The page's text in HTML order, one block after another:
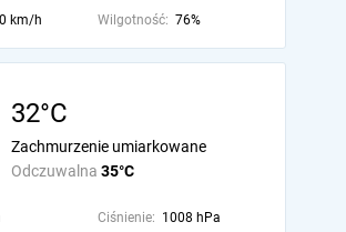
km/h Wilgotność: 76%
32°C
Odczuwalna 35°C
Zachmurzenie umiarkowane
Ciśnienie: 1008 hPa